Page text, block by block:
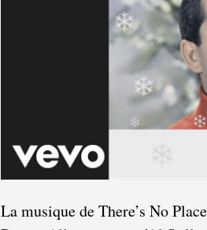
La musique de There’s No